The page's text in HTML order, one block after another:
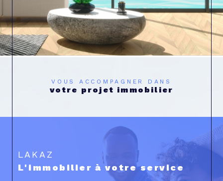
VOUS ACCOMPAGNER DANS
votre projet immobilier
LAKAZ
L'immobilier à votre service